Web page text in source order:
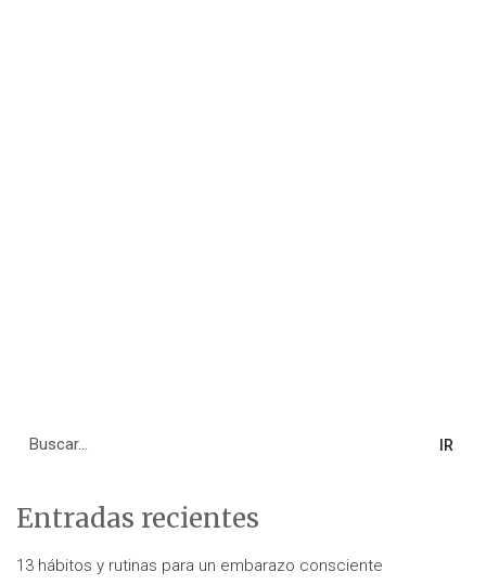
for:
Entradas recientes
13 hábitos y rutinas para un embarazo consciente